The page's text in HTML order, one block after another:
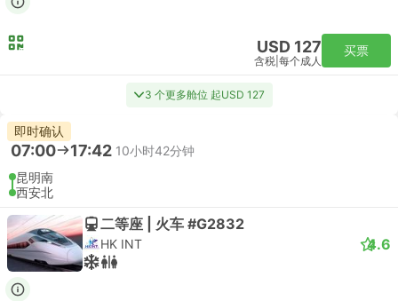
USD 127
含税 每个成人
买票
3 个更多舱位 起USD 127
即时确认
07:00 17:42 10小时42分钟
昆明南
西安北
二等座 | 火车 #G2832
HK INT 4.6